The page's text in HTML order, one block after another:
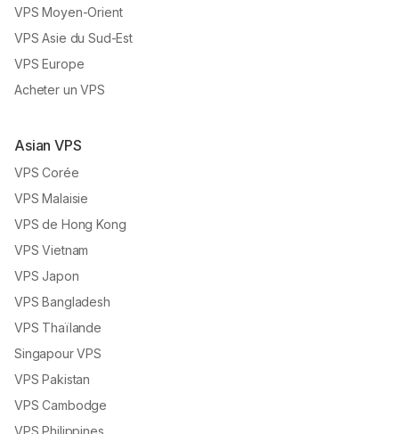
VPS Moyen-Orient
VPS Asie du Sud-Est
VPS Europe
Acheter un VPS
Asian VPS
VPS Corée
VPS Malaisie
VPS de Hong Kong
VPS Vietnam
VPS Japon
VPS Bangladesh
VPS Thaïlande
Singapour VPS
VPS Pakistan
VPS Cambodge
VPS Philippines